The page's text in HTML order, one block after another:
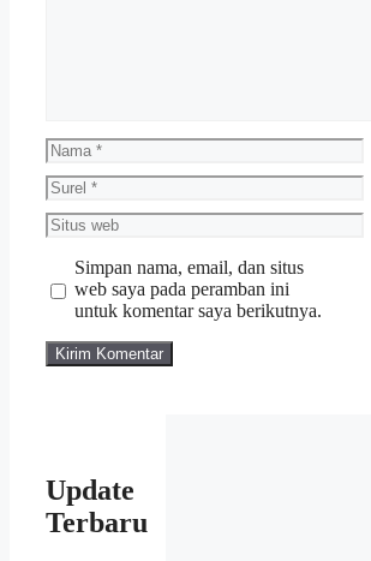
Nama
Surel
Situs
web
Simpan nama, email, dan situs
web saya pada peramban ini
untuk komentar saya berikutnya.
Update
Terbaru